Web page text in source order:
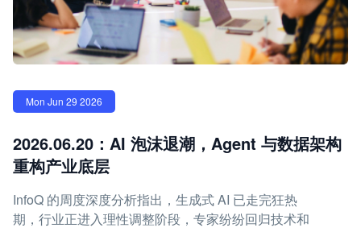
Mon Jun 29 2026
2026.06.20：AI 泡沫退潮，Agent 与数据架构
重构产业底层
InfoQ 的周度深度分析指出，生成式 AI 已走完狂热
期，行业正进入理性调整阶段，专家纷纷回归技术和